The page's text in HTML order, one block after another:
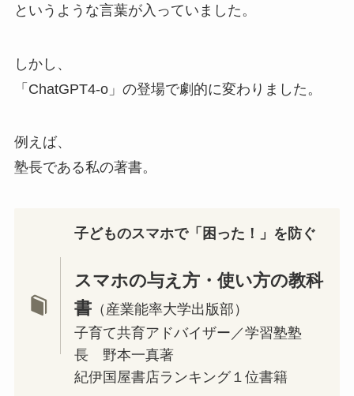
というような言葉が入っていました。
しかし、
「ChatGPT4-o」の登場で劇的に変わりました。
例えば、
塾長である私の著書。
子どものスマホで「困った！」を防ぐ
スマホの与え方・使い方の教科
書 （産業能率大学出版部）
子育て共育アドバイザー／学習塾塾
長 野本一真著
紀伊国屋書店ランキング１位書籍